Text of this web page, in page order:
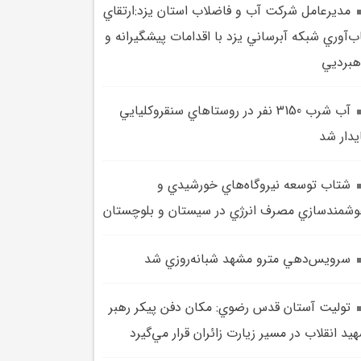
مديرعامل شرکت آب و فاضلاب استان يزد:ارتقاي
شبکه آبرساني يزد با اقدامات پيشگيرانه و
آب شرب 3150 نفر در روستاهاي سنقروکليايي
شد
شتاب توسعه نيروگاه‌هاي خورشيدي و
مصرف انرژي در سيستان و بلوچستان
سرويس‌دهي مترو مشهد شبانه‌روزي شد
توليت آستان قدس رضوي: مکان دفن پيکر رهبر
انقلاب در مسير زيارت زائران قرار مي‌گيرد